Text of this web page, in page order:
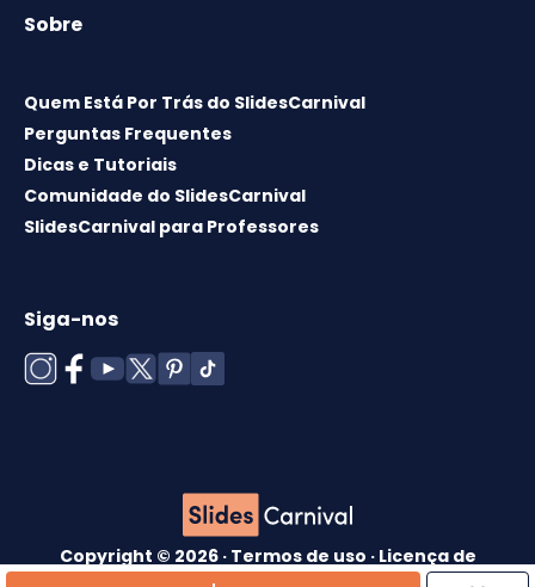
Sobre
Quem Está Por Trás do SlidesCarnival
Perguntas Frequentes
Dicas e Tutoriais
Comunidade do SlidesCarnival
SlidesCarnival para Professores
Siga-nos
Copyright © 2026 · Termos de uso · Licença de
Política de cookies política de